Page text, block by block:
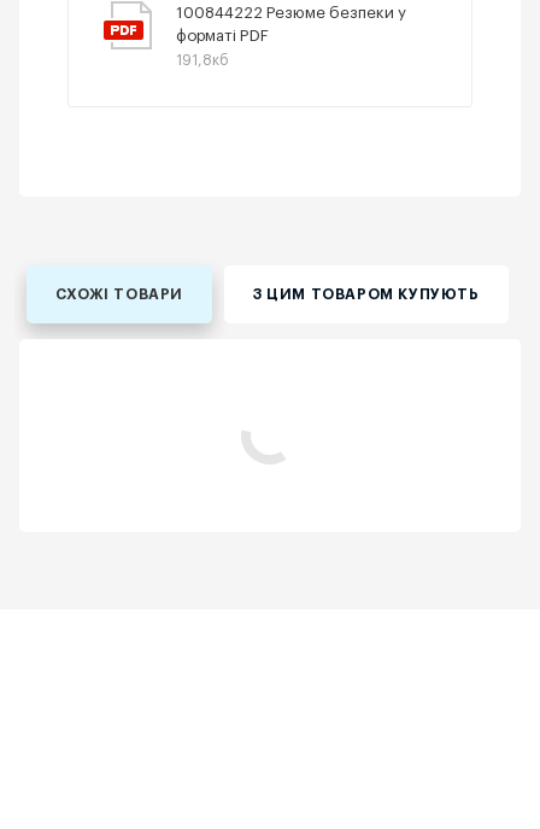
100844222 Резюме безпеки у
форматі PDF
191,8кб
СХОЖІ ТОВАРИ З ЦИМ ТОВАРОМ КУПУЮТЬ